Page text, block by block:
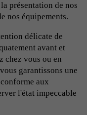
présentation de nos
nos équipements.
délicate de
avant et
chez vous ou en
garantissons une
aux
l'état impeccable